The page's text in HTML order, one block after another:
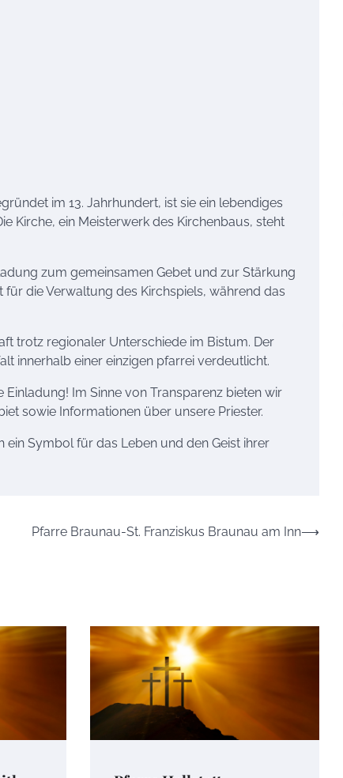
im 13. Jahrhundert, ist sie ein lebendiges
Kirche, ein Meisterwerk des Kirchenbaus, steht
zum gemeinsamen Gebet und zur Stärkung
die Verwaltung des Kirchspiels, während das
trotz regionaler Unterschiede im Bistum. Der
innerhalb einer einzigen pfarrei verdeutlicht.
Im Sinne von Transparenz bieten wir
sowie Informationen über unsere Priester.
ein Symbol für das Leben und den Geist ihrer
Pfarre Braunau-St. Franziskus Braunau am Inn⟶